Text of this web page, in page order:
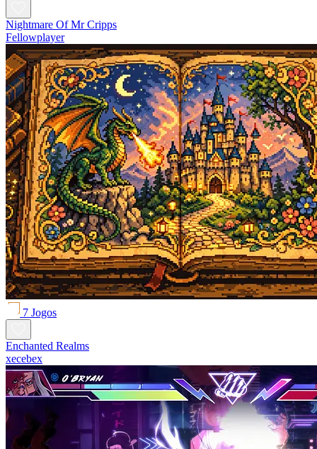
Nightmare Of Mr Cripps
Fellowplayer
7 Jogos
Enchanted Realms
xecebex